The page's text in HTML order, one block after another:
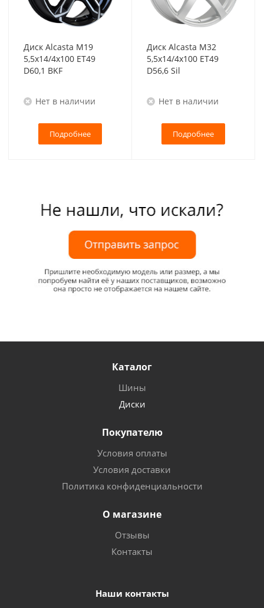
Диск Alcasta M19
5,5x14/4x100 ET49
D60,1 BKF
Нет в наличии
Подробнее
Диск Alcasta M32
5,5x14/4x100 ET49
D56,6 Sil
Нет в наличии
Подробнее
Каталог
Шины
Диски
Покупателю
Условия оплаты
Условия доставки
Политика конфиденциальности
О магазине
Отзывы
Контакты
Наши контакты